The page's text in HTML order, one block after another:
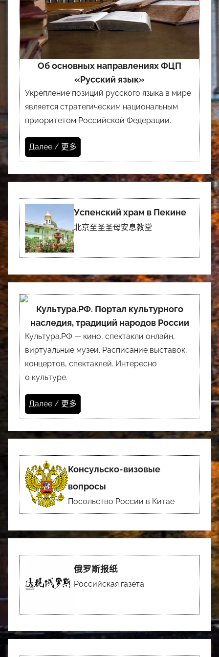
Об основных направлениях ФЦП
«Русский язык»
Укрепление позиций русского языка в мире
является стратегическим национальным
приоритетом Российской Федерации.
Далее / 更多
Успенский храм в Пекине
北京至圣圣母安息教堂
Культура.РФ. Портал культурного
наследия, традиций народов России
Культура.РФ — кино, спектакли онлайн,
виртуальные музеи. Расписание выставок,
концертов, спектаклей. Интересно
о культуре.
Далее / 更多
Консульско-визовые
вопросы
Посольство России в Китае
俄罗斯报纸
Российская газета